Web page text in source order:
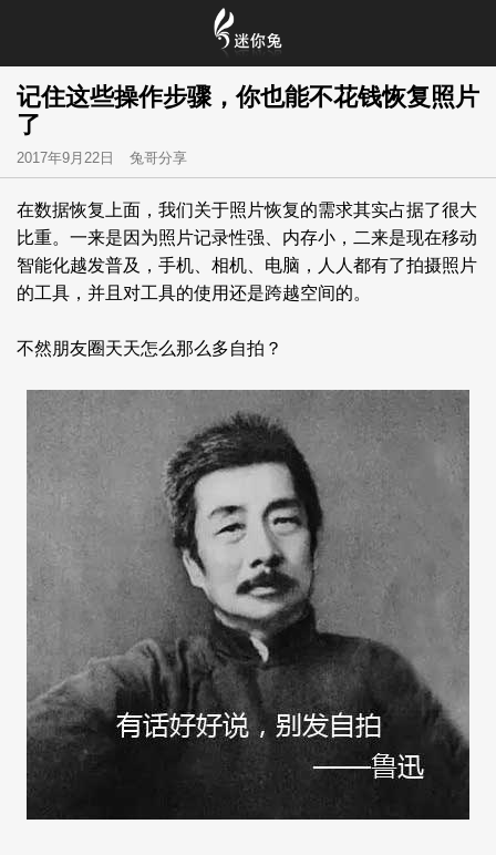
记住这些操作步骤，你也能不花钱恢复照片
了
2017年9月22日 兔哥分享
在数据恢复上面，我们关于照片恢复的需求其实占据了很大
比重。一来是因为照片记录性强、内存小，二来是现在移动
智能化越发普及，手机、相机、电脑，人人都有了拍摄照片
的工具，并且对工具的使用还是跨越空间的。
不然朋友圈天天怎么那么多自拍？